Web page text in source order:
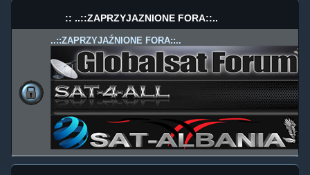
:: ..::ZAPRZYJAŹNIONE FORA::..
..::ZAPRZYJAŹNIONE FORA::..